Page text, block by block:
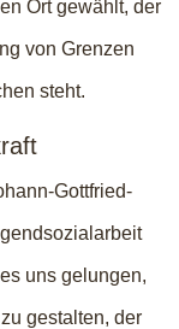
Ort gewählt, der
von Grenzen
steht.
Gottfried-
uns gelungen,
gestalten, der